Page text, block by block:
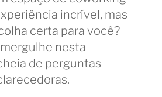
incrível, mas
certa para você?
nesta
de perguntas